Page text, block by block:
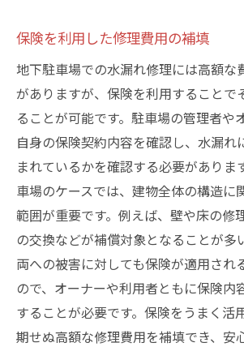
保険を利用した修理費用の補填
地下駐車場での水漏れ修理には高額な
がありますが、保険を利用することで
ることが可能です。駐車場の管理者や
自身の保険契約内容を確認し、水漏れ
まれているかを確認する必要がありま
車場のケースでは、建物全体の構造に
範囲が重要です。例えば、壁や床の修
の交換などが補償対象となることが多
両への被害に対しても保険が適用され
ので、オーナーや利用者ともに保険内
することが必要です。保険をうまく活
期せぬ高額な修理費用を補填でき、安